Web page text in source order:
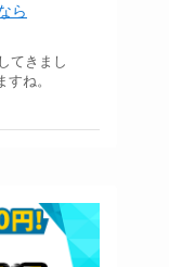
ら
てきまし
ね。